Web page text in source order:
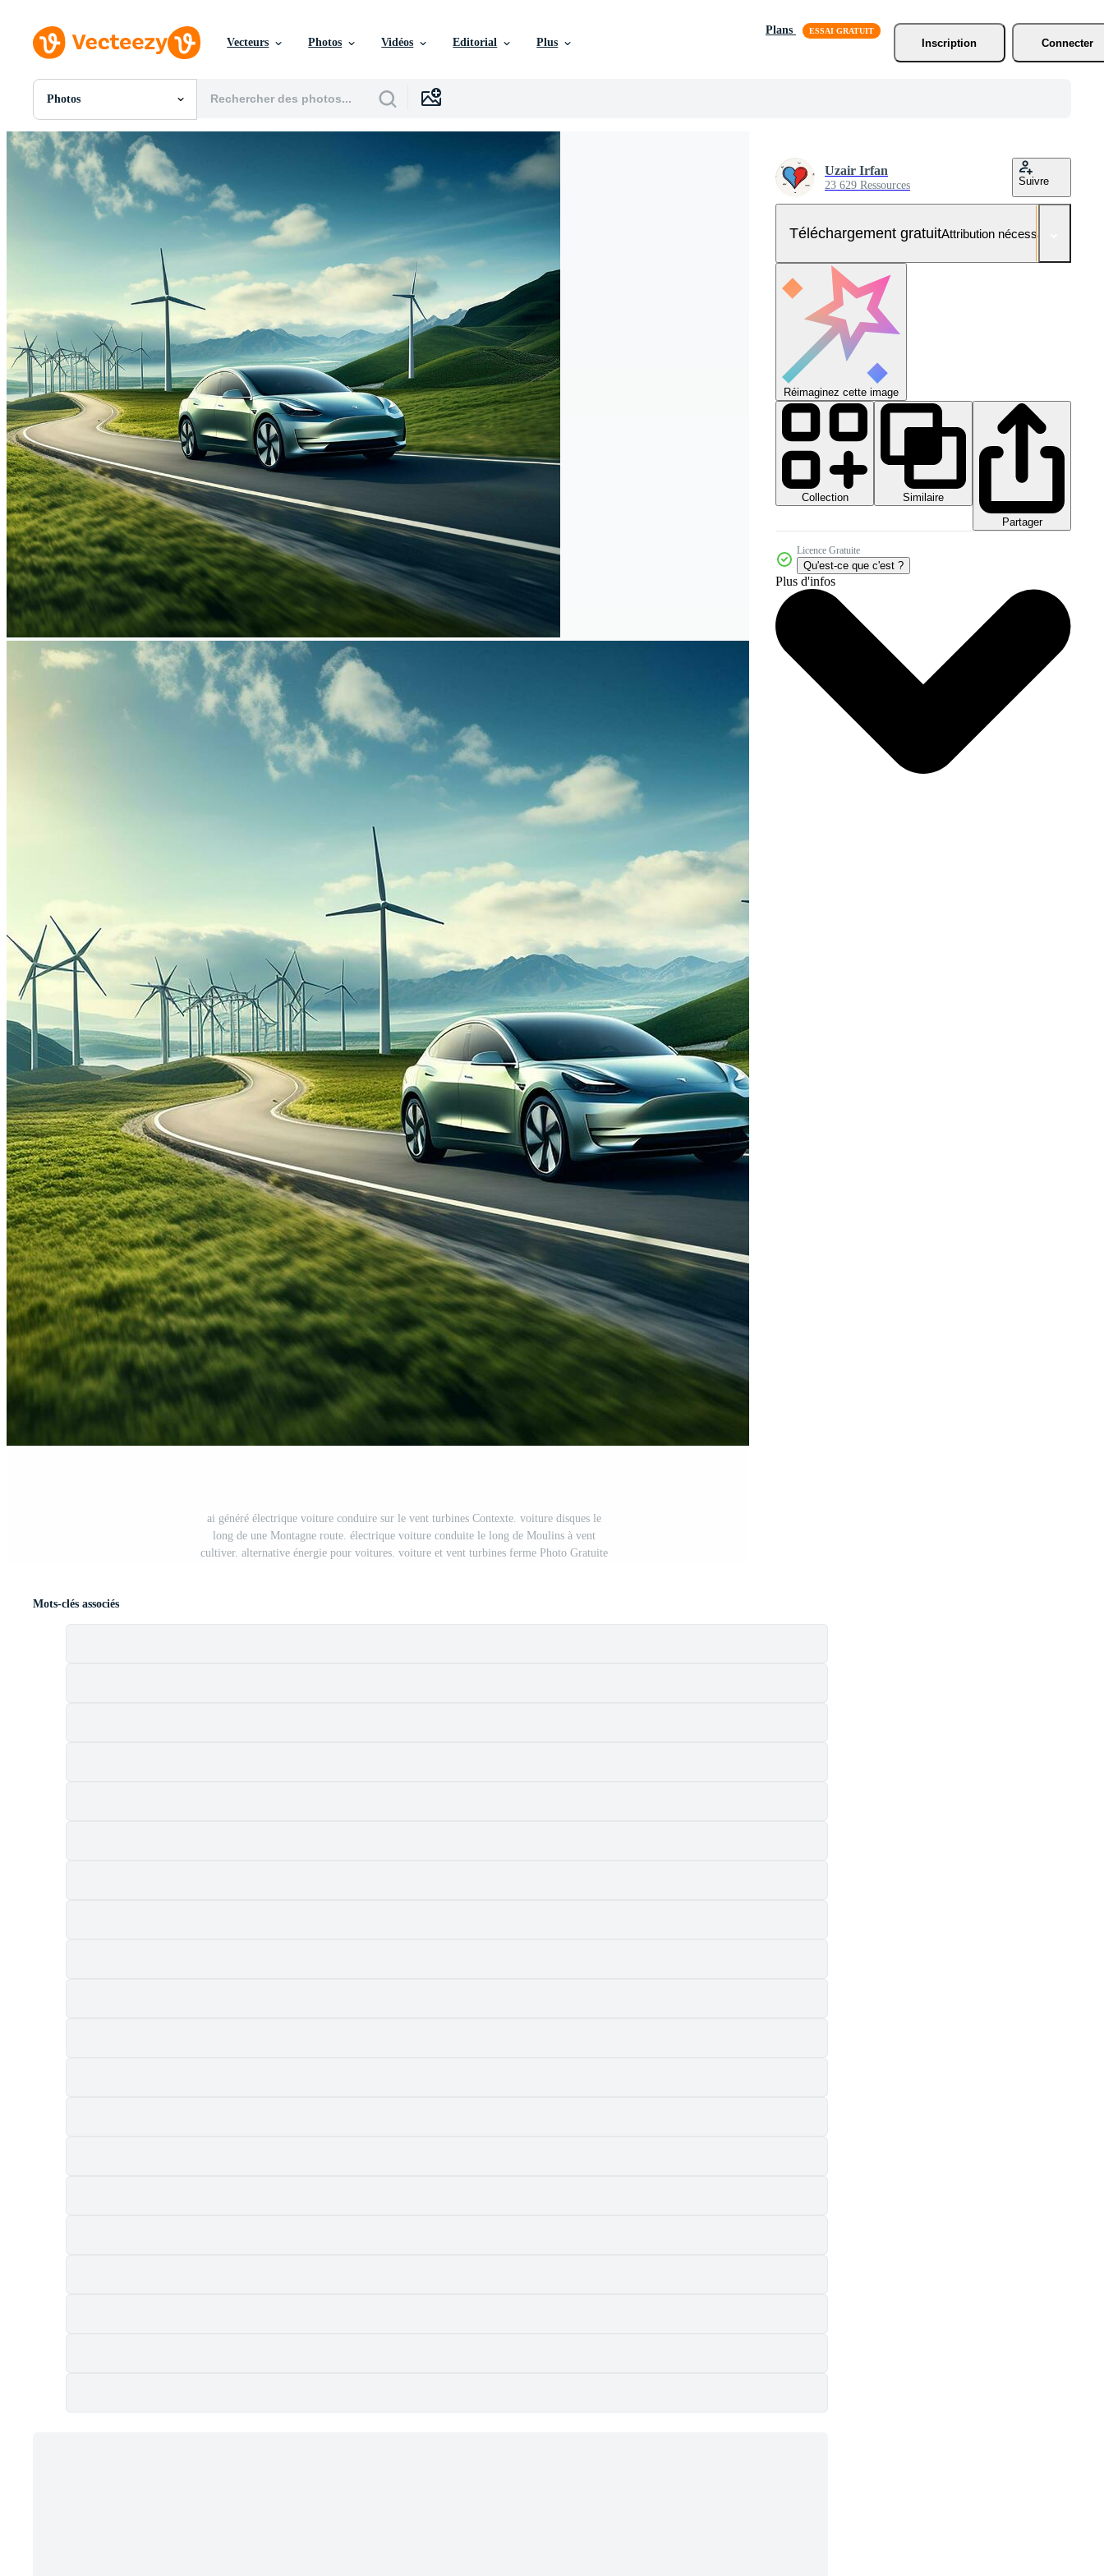
Vecteurs Photos Vidéos Editorial Plus
Plans
Inscription
Connecter
Photos
Toutes Images
Photos
PNGs
PSDs
SVGs
Modèles
Vecteurs
Motion graphics
Événements Éditoriaux
ai généré électrique voiture conduire sur le vent turbines Contexte. voiture disques le
long de une Montagne route. électrique voiture conduite le long de Moulins à vent
cultiver. alternative énergie pour voitures. voiture et vent turbines ferme Photo Gratuite
Uzair Irfan
23 629 Ressources Suivre
Téléchargement gratuitAttribution nécessaire
Réimaginez cette image
Collection
Similaire
Partager
Licence Gratuite
Qu'est-ce que c'est ?
Plus d'infos
Mots-clés associés